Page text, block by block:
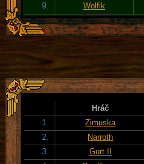
9.
Wolfik
Hráč
1.
Zimuska
2.
Narroth
3.
Gurt II